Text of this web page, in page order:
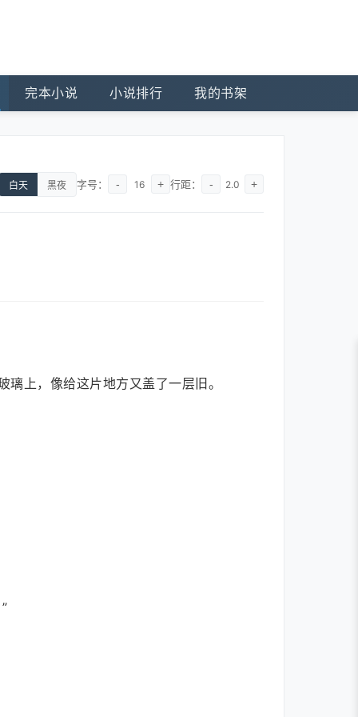
完本小说 小说排行 我的书架
白天 黑夜 字号： - 16 + 行距： - 2.0 +
上，像给这片地方又盖了一层旧。